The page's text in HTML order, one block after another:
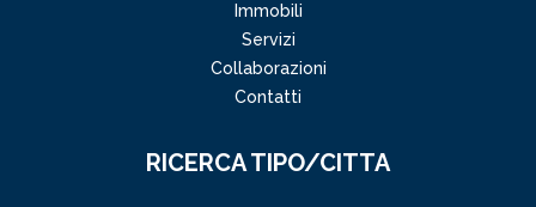
Immobili
Servizi
Collaborazioni
Contatti
RICERCA TIPO/CITTA